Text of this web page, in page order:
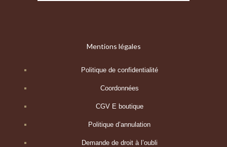
Mentions légales
Politique de confidentialité
Coordonnées
CGV E boutique
Politique d’annulation
Demande de droit à l’oubli